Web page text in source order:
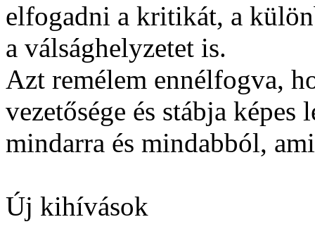
elfogadni a kritikát, a
a válsághelyzetet is.
Azt remélem ennélfogva,
vezetősége és stábja
mindarra és mindabból,
Új kihívások